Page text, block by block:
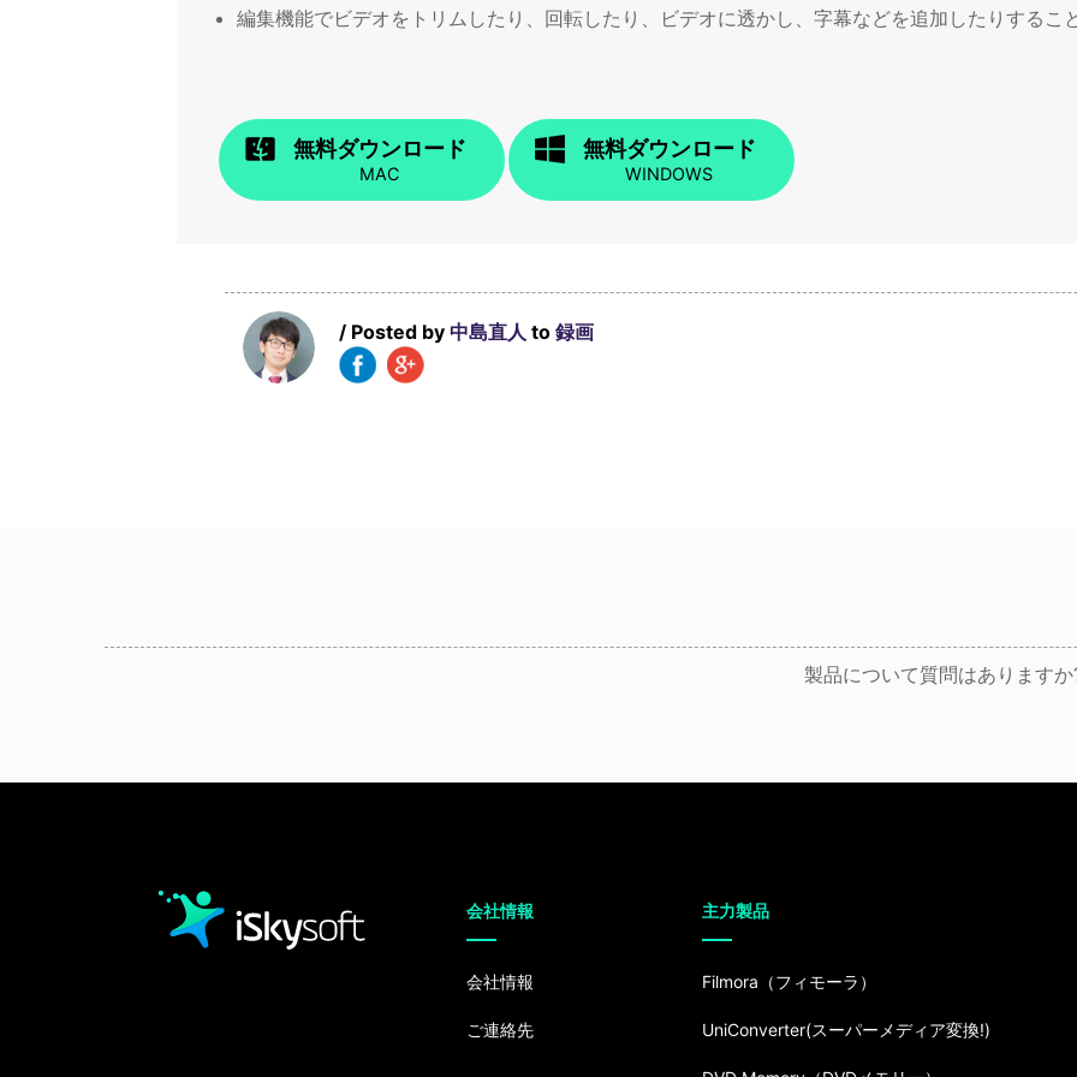
編集機能でビデオをトリムしたり、回転したり、ビデオに透かし、字幕などを追加したりするこ
無料ダウンロード
MAC
無料ダウンロード
WINDOWS
/ Posted by 中島直人 to 録画
製品について質問はありますか
会社情報
会社情報
ご連絡先
主力製品
Filmora（フィモーラ）
UniConverter(スーパーメディア変換!)